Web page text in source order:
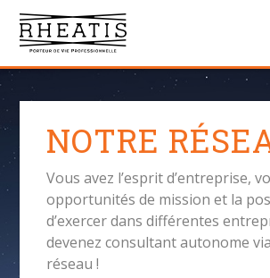
NOTRE
Vous avez l’esprit d’entreprise,
opportunités de mission et la
d’exercer dans différentes
devenez consultant autonome
réseau !